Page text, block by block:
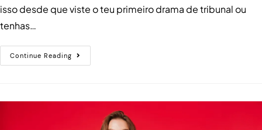
isso desde que viste o teu primeiro drama de tribunal ou
tenhas…
Continue Reading